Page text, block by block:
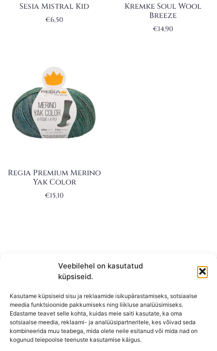
Veebilehel on kasutatud
küpsiseid.
Kasutame küpsiseid sisu ja reklaamide isikupärastamiseks, sotsiaalse
meedia funktsioonide pakkumiseks ning liikluse analüüsimiseks.
Edastame teavet selle kohta, kuidas meie saiti kasutate, ka oma
sotsiaalse meedia, reklaami- ja analüüsipartneritele, kes võivad seda
kombineerida muu teabega, mida olete neile esitanud või mida nad on
kogunud teiepoolse teenuste kasutamise käigus.
Sesia Mistral Kid
€6,50
Kremke Soul Wool
Breeze
€14,90
Regia Premium Merino
Yak Color
€15,10
KONTAKT